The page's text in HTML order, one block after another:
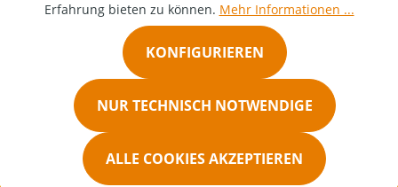
Erfahrung bieten zu können. Mehr Informationen ...
NUR TECHNISCH NOTWENDIGE
KONFIGURIEREN
ALLE COOKIES AKZEPTIEREN